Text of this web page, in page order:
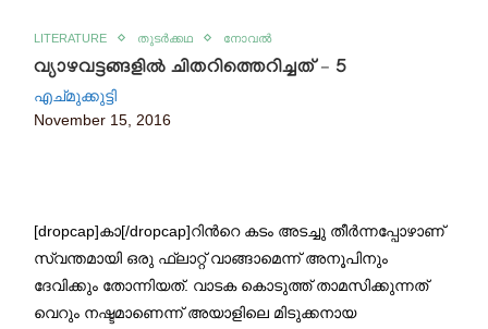
LITERATURE തുടർക്കഥ നോവൽ
വ്യാഴവട്ടങ്ങളില്‍ ചിതറിത്തെറിച്ചത് – 5
എച്മുക്കുട്ടി
November 15, 2016
[dropcap]കാ[/dropcap]റിന്‍റെ കടം അടച്ചു തീര്‍ന്നപ്പോഴാണ്
സ്വന്തമായി ഒരു ഫ്ലാറ്റ് വാങ്ങാമെന്ന് അനൂപിനും
ദേവിക്കും തോന്നിയത്. വാടക കൊടുത്ത് താമസിക്കുന്നത്
വെറും നഷ്ടമാണെന്ന് അയാളിലെ മിടുക്കനായ